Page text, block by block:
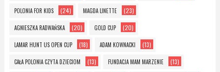
POLONIA FOR KIDS (24) MAGDA LINETTE (23)
AGNIESZKA RADWAŃSKA (20) GOLD CUP (20)
LAMAR HUNT US OPEN CUP (18) ADAM KOWNACKI (13)
CAŁA POLONIA CZYTA DZIECIOM (13) FUNDACJA MAM MARZENIE (13)